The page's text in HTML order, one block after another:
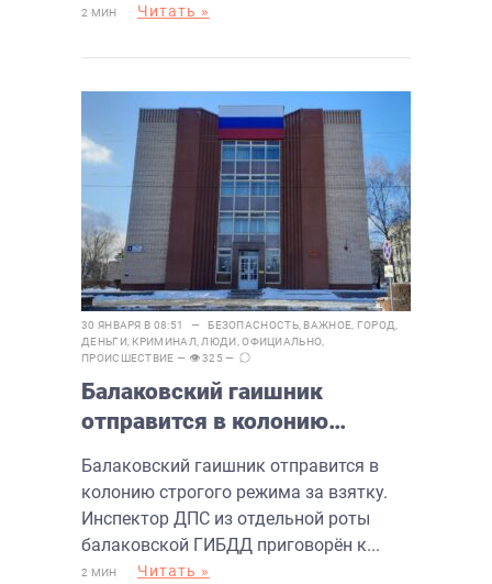
2 МИН Читать »
30 ЯНВАРЯ В 08:51 — БЕЗОПАСНОСТЬ, ВАЖНОЕ ГОРОД
ДЕНЬГИ, КРИМИНАЛ ЛЮДИ ,ОФИЦИАЛЬНО
ПРОИСШЕСТВИЕ — 👁 325 —
Балаковский гаишник
отправится в колонию
Балаковский гаишник отправится в
колонию строгого режима за взятку.
Инспектор ДПС из отдельной роты
балаковской ГИБДД приговорён к...
2 МИН Читать »